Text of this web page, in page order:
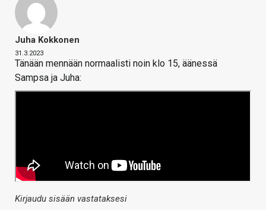
Juha Kokkonen
31.3.2023
Tänään mennään normaalisti noin klo 15, äänessä
Sampsa ja Juha:
Kirjaudu sisään vastataksesi